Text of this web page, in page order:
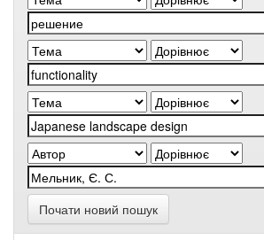
Почати новий пошук